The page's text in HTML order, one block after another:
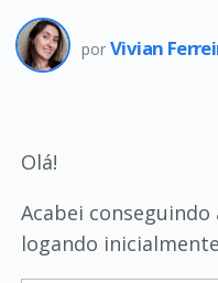
por Vivian
Olá!
Acabei
logando